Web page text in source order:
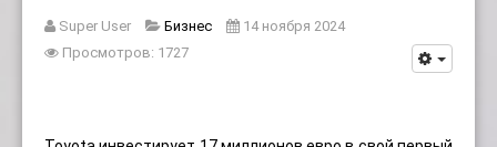
Super User Бизнес
14 ноября 2024
Просмотров: 1727